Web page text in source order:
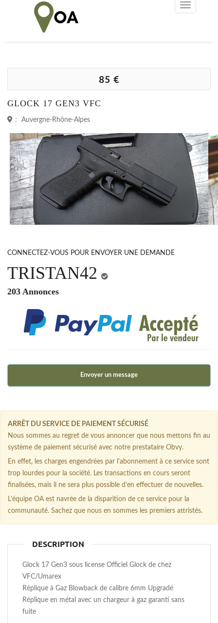
85 €
GLOCK 17 GEN3 VFC
: Auvergne-Rhône-Alpes
CONNECTEZ-VOUS POUR ENVOYER UNE DEMANDE
TRISTAN42
203 Annonces
Envoyer un message
ARRÊT DU SERVICE DE PAIEMENT SÉCURISÉ
Nous sommes au regret de vous annoncer que nous mettons fin au
système de paiement sécurisé avec notre prestataire Obvy.
En effet, les charges engendrées par l'abonnement à ce service sont
trop lourdes pour la société. Les transactions en cours seront
finalisées, mais il ne sera plus possible d’en effectuer de nouvelles.
L’équipe OA est navrée de la disparition de ce service pour la
communauté. Sachez que nous en sommes les premiers attristés.
DESCRIPTION
Glock 17 Gen3 sous license Officiel Glock de chez
VFC/Umarex
Réplique à Gaz Blowback de calibre 6mm Upgradé
Réplique en métal avec un chargeur à gaz garanti sans
fuite